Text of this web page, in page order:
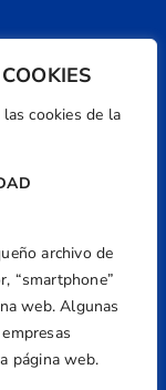
cookies de la
archivo de
“smartphone”
web. Algunas
página web.
Peral i
3, 46980,